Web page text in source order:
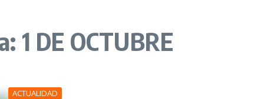
1 DE OCTUBRE
ACTUALIDAD